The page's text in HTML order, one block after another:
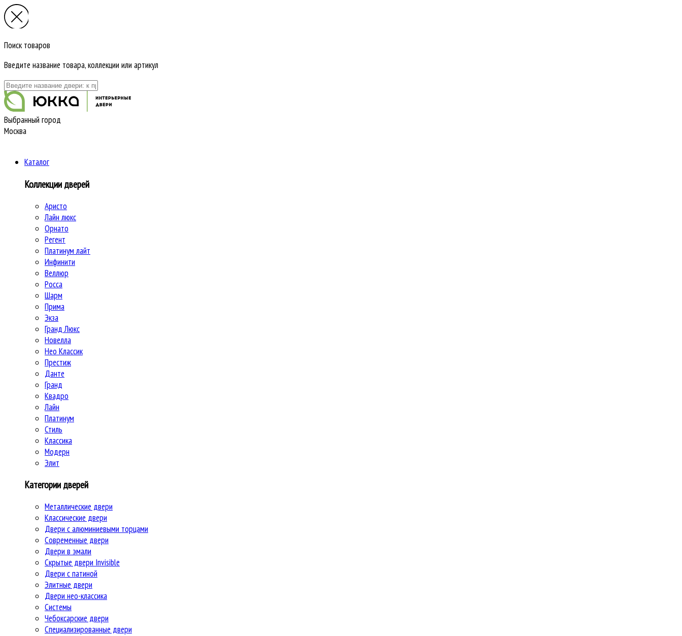
Поиск товаров
Введите название товара, коллекции или артикул
Выбранный город
Москва
Каталог
Коллекции дверей
Аристо
Лайн люкс
Орнато
Регент
Платинум лайт
Инфинити
Веллюр
Росса
Шарм
Прима
Экза
Гранд Люкс
Новелла
Нео Классик
Престиж
Данте
Гранд
Квадро
Лайн
Платинум
Стиль
Классика
Модерн
Элит
Категории дверей
Металлические двери
Классические двери
Двери c алюминиевыми торцами
Современные двери
Двери в эмали
Скрытые двери Invisible
Двери с патиной
Элитные двери
Двери нео-классика
Системы
Чебоксарские двери
Специализированные двери